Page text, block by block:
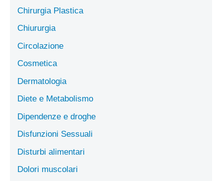
Chirurgia Plastica
Chiururgia
Circolazione
Cosmetica
Dermatologia
Diete e Metabolismo
Dipendenze e droghe
Disfunzioni Sessuali
Disturbi alimentari
Dolori muscolari